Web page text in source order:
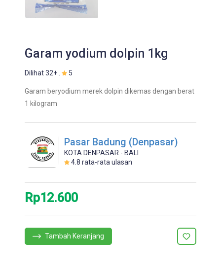
Garam yodium dolpin 1kg
Dilihat 32+ . 5
Garam beryodium merek dolpin dikemas dengan berat
1 kilogram
Pasar Badung (Denpasar)
KOTA DENPASAR - BALI
4.8 rata-rata ulasan
Rp12.600
Tambah Keranjang